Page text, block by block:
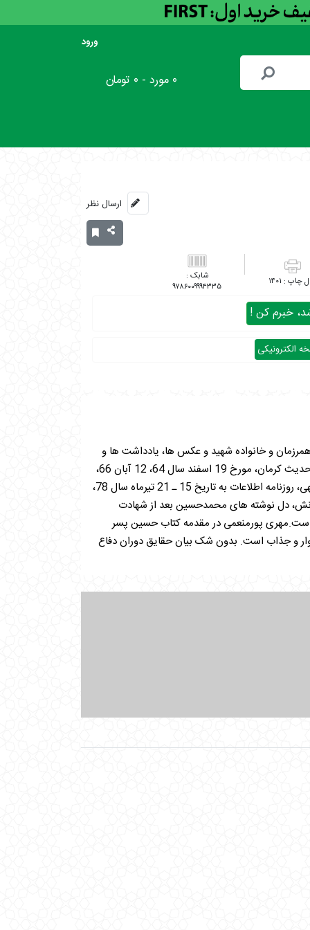
ورود
۰ مورد - ۰ تومان
ارسال نظر
۱۴۰۱ ۹۷۸۶۰۰۹۹۹۴۳۳۵
خبرم کن !
الکترونیکی
همرزمان و خانواده شهید و عکس ها، یادداشت ها و
مستندات توسط مرکز حفظ آثار و نشر ارزش های دفاع مقدس سپاه ثارالله منتشر شده است.در فصل پایانی کتاب اطلاعاتی از روزنامه حدیث کرمان، مورخ 19 اسفند سال 64، 12 آبان 66،
ویژه نامه فتح شماره 115، سخنان سردار سلیمانی در دیدار با هیئت شهدای بیت الله الحرام کرمان، وصیت نامه سردار شهید یوسف الهی، روزنامه اطلاعات به تاریخ 15 ـ 21 تیرماه سال 78،
دل نوشته های محمدحسین بعد از شهادت
است.مهری پورمنعمی در مقدمه کتاب حسین پسر
و جذاب است. بدون شک بیان حقایق دوران دفاع
افزوده و فضا را متنوع و خستگی ناپذیر می
حساس نبرد به این شهید بزرگوار بوده است.شهید محمد حسین یوسف الهی سال 1340 در شهر «کرمان» متولد شد، پدرش فرهنگی بود و در آموزش و
آشنا می شدند.علاقه زیاد و ارتباط عمیق
عاملان حرکتهای دانش آموزان در شهر کرمان بود.
فرمانده این واحد انتخاب شد. در طول جنگ پنج مرتبه به سختی